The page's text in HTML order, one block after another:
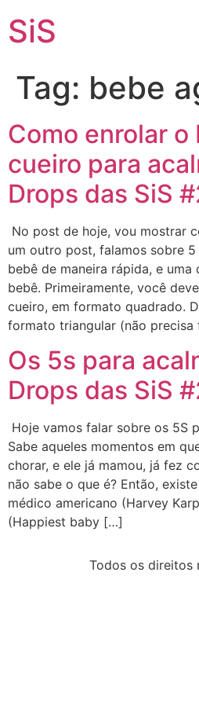
SiS
Tag: bebe
Como enrolar o
cueiro para
Drops das SiS
No post de hoje, vou mostrar
um outro post, falamos sobre
bebê de maneira rápida, e uma
bebê. Primeiramente, você
cueiro, em formato quadrado.
formato triangular (não
Os 5s para
Drops das SiS
Hoje vamos falar sobre os 5S
Sabe aqueles momentos em
chorar, e ele já mamou, já fez
não sabe o que é? Então,
médico americano (Harvey
(Happiest baby […]
Todos os direitos